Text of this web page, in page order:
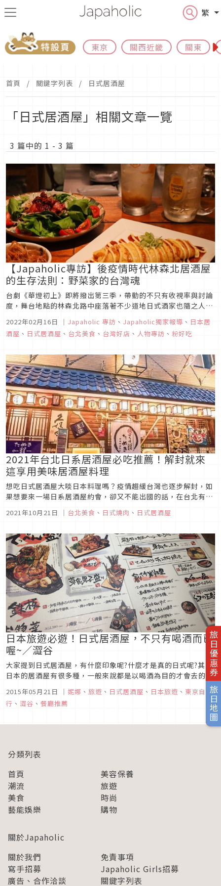
繁
東京 關西近畿 關東
旅日優惠券
旅日地圖
首頁 關鍵字列表 日式居酒屋
「日式居酒屋」相關文章一覽
3 篇中的 1 - 3 篇
【Japaholic專訪】後疫情時代林森北居酒屋
的生存法則：野菜家的台灣魂
台劇《華燈初上》即將撥出第三季，帶動的不只有收視率與討論
度，舞台地點的林森北路中座落著不少道地日式酒家也隨之人氣
媽媽桑坐檯，紙醉金迷的酒家街區，更有著由日本人老闆們堅持
之下所經營出的道地日式居酒屋，從美酒到美食，滿足來這找酒
2022年02月16日 ｜ Japaholic 專訪 、 Japaholic獨家報導 、 日本居
酒屋 、 日式居酒屋 、 台北美食 、 台灣好店 、 人物專訪 、 粉好吃
2021年台北日系居酒屋必吃推薦！解封就來
這享用美味居酒屋料理
想吃日式居酒屋大啖日本料理嗎？疫情趨緩台灣也逐步解封，如
果想要來一場日系居酒屋約會，卻又不能出國的話，在台北有哪
屋，大家趕快來看看哪家才是自己的蜜糖吧？ 大村武 圖片來源
對梅...
2021年10月21日 ｜ 台北美食 、 日式燒肉 、 日式居酒屋
日本旅遊必遊！日式居酒屋，不只有喝酒而已
喔~／澀谷
大家提到日式居酒屋，有什麼印象呢?什麼才是真的日式呢?其實
日本的居酒屋有很多種，一般來說都是以喝酒為目的才會去的
店，所以幾乎都附有加錢酒就能喝到飽的套餐可以選擇，食物屬
於附加的，以下酒菜為主。所以日本大多數人可能會對居酒屋有:
可以喝很多酒，但食物好普通~的感覺。那像妮娜這麼不會喝酒
2015年05月21日 ｜ 妮娜 、 旅遊 、 日式居酒屋 、 日本旅遊 、 東京自由
行 、 澀谷 、 餐廳推薦
分類列表
首頁
美容保養
潮流
旅遊
美食
時尚
藝能娛樂
購物
關於Japaholic
關於我們
免責事項
寫手招募
Japaholic Girls招募
廣告、合作洽談
關鍵字列表